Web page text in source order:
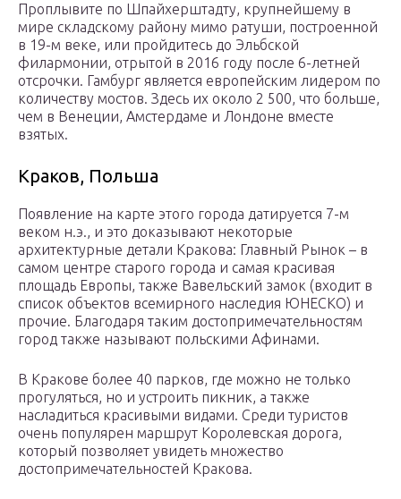
Проплывите по Шпайхерштадту, крупнейшему в
мире складскому району мимо ратуши, построенной
в 19-м веке, или пройдитесь до Эльбской
филармонии, отрытой в 2016 году после 6-летней
отсрочки. Гамбург является европейским лидером по
количеству мостов. Здесь их около 2 500, что больше,
чем в Венеции, Амстердаме и Лондоне вместе
взятых.
Краков, Польша
Появление на карте этого города датируется 7-м
веком н.э., и это доказывают некоторые
архитектурные детали Кракова: Главный Рынок – в
самом центре старого города и самая красивая
площадь Европы, также Вавельский замок (входит в
список объектов всемирного наследия ЮНЕСКО) и
прочие. Благодаря таким достопримечательностям
город также называют польскими Афинами.
В Кракове более 40 парков, где можно не только
прогуляться, но и устроить пикник, а также
насладиться красивыми видами. Среди туристов
очень популярен маршрут Королевская дорога,
который позволяет увидеть множество
достопримечательностей Кракова.